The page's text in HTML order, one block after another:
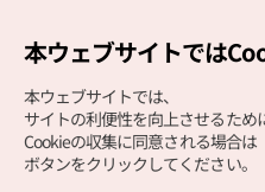
本ウェブサイトでは
本ウェブサイトでは、
サイトの利便性を向上させるため
Cookieの収集に同意される場合は
ボタンをクリックしてください。